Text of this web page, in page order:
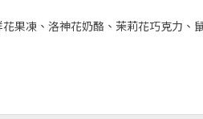
果凍、洛神花奶酪、茉莉花巧克力